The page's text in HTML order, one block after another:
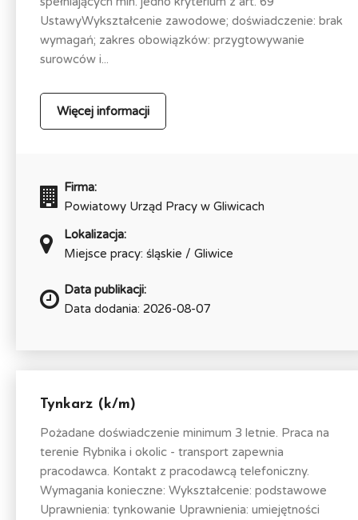
UstawyWykształcenie zawodowe; doświadczenie: brak
wymagań; zakres obowiązków: przygtowywanie
surowców i...
Więcej informacji
Firma:
Powiatowy Urząd Pracy w Gliwicach
Lokalizacja:
Miejsce pracy: śląskie / Gliwice
Data publikacji:
Data dodania: 2026-08-07
Tynkarz (k/m)
Pożadane doświadczenie minimum 3 letnie. Praca na
terenie Rybnika i okolic - transport zapewnia
pracodawca. Kontakt z pracodawcą telefoniczny.
Wymagania konieczne: Wykształcenie: podstawowe
Uprawnienia: tynkowanie Uprawnienia: umiejętności